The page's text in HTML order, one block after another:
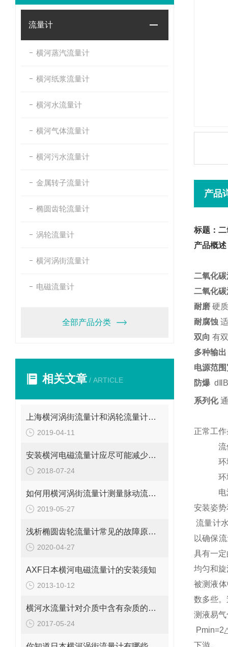
流量计
横河蒸汽流量计
横河纸浆流量计
横河水流量计
横河气体流量计
横河污水流量计
金属转子流量计
椭圆齿轮流量计
涡轮流量计
横河涡街流量计
电磁流量计
全部产品分类
相关文章 / ARTICLE
上海横河涡街流量计和涡轮流量计不是一回事
2019-04-11
安装横河电磁流量计应尽可能减少弯管对测量准确性的影响
2018-07-24
如何用横河涡街流量计测量脉动流流量呢？
2019-05-27
浅析椭圆齿轮流量计常见的故障原因和处理对策
2020-04-27
AXF日本横河电磁流量计的安装须知
2013-10-12
横河水流量计对介质中含有杂质的要求
2017-05-24
产品
标题：
产品概述
二氧化
二氧化
耐磨 硬
耐腐蚀
双向 有
多种输出
电源范围
防爆 d
系列化
正常工
流体
环境
环境
电源电
安装姿
流量计
以确保
具有一
均匀和
被测液
数多些
测液易